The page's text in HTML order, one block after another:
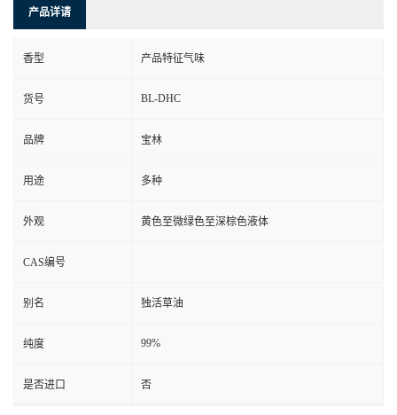
产品详请
香型 产品特征气味
货号 BL-DHC
品牌 宝林
用途 多种
外观 黄色至微绿色至深棕色液体
CAS编号
别名 独活草油
纯度 99%
是否进口 否